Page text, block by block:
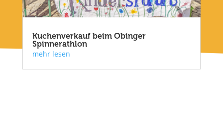
Kuchenverkauf beim Obinger
Spinnerathlon
mehr lesen